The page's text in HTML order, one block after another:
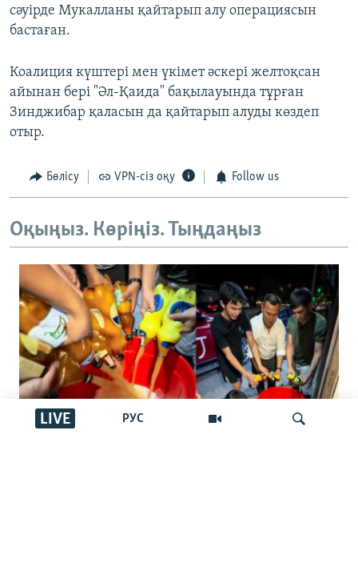
РУС
LIVE
сәуірде Мукалланы қайтарып алу операциясын
бастаған.
Коалиция күштері мен үкімет әскері желтоқсан
айынан бері "Әл-Қаида" бақылауында тұрған
Зинджибар қаласын да қайтарып алуды көздеп
отыр.
Бөлісу VPN-сіз оқу Follow us
Оқыңыз. Көріңіз. Тыңдаңыз